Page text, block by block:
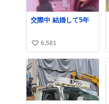
人で、足取り重そう
に歩いてて見るから
に異変を感じたんだ
交際中 結婚して5年
い
い
ね
数
6,581